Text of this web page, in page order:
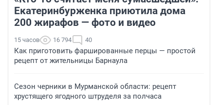
Екатеринбурженка приютила дома
200 жирафов — фото и видео
15 часов 16 794 40
Как приготовить фаршированные перцы — простой
рецепт от жительницы Барнаула
Сезон черники в Мурманской области: рецепт
хрустящего ягодного штруделя за полчаса